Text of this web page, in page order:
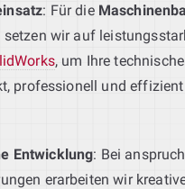
: Für die
setzen wir auf
, um Ihre
professionell und effizient
Entwicklung: Bei
erarbeiten wir